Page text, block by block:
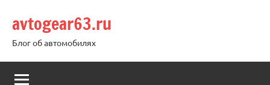
содержимому
avtogear63.ru
Блог об автомобилях